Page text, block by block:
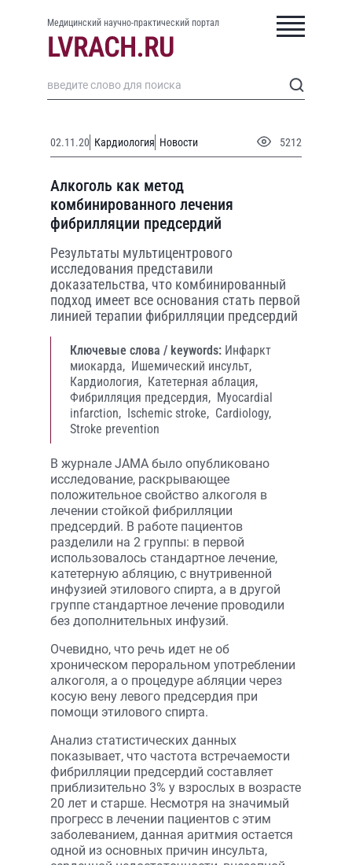
Медицинский научно-практический портал
02.11.20 Кардиология Новости 5212
Алкоголь как метод
комбинированного лечения
фибрилляции предсердий
Результаты мультицентрового
исследования представили
доказательства, что комбинированный
подход имеет все основания стать первой
линией терапии фибрилляции предсердий
Ключевые слова / keywords: Инфаркт
миокарда, Ишемический инсульт,
Кардиология, Катетерная аблация,
Фибрилляция предсердия, Myocardial
infarction, Ischemic stroke, Cardiology,
Stroke prevention
В журнале JAMA было опубликовано
исследование, раскрывающее
положительное свойство алкоголя в
лечении стойкой фибрилляции
предсердий. В работе пациентов
разделили на 2 группы: в первой
использовалось стандартное лечение,
катетерную абляцию, с внутривенной
инфузией этилового спирта, а в другой
группе стандартное лечение проводили
без дополнительных инфузий.
Очевидно, что речь идет не об
хроническом пероральном употреблении
алкоголя, а о процедуре абляции через
косую вену левого предсердия при
помощи этилового спирта.
Анализ статистических данных
показывает, что частота встречаемости
фибрилляции предсердий составляет
приблизительно 3% у взрослых в возрасте
20 лет и старше. Несмотря на значимый
прогресс в лечении пациентов с этим
заболеванием, данная аритмия остается
одной из основных причин инсульта,